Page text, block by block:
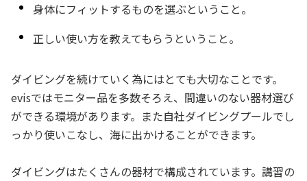
身体にフィットするものを選ぶということ。
正しい使い方を教えてもらうということ。
ダイビングを続けていく為にはとても大切なことです。
evisではモニター品を多数そろえ、間違いのない器材選び
ができる環境があります。また自社ダイビングプールでし
っかり使いこなし、海に出かけることができます。
ダイビングはたくさんの器材で構成されています。講習の